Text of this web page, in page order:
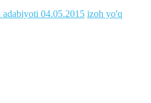
04.05.2015 izoh yo'q